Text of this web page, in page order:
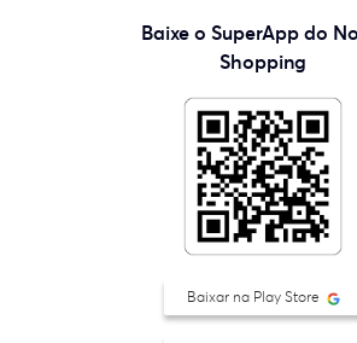
Baixe o SuperApp do
Shopping
Baixar na Play Store